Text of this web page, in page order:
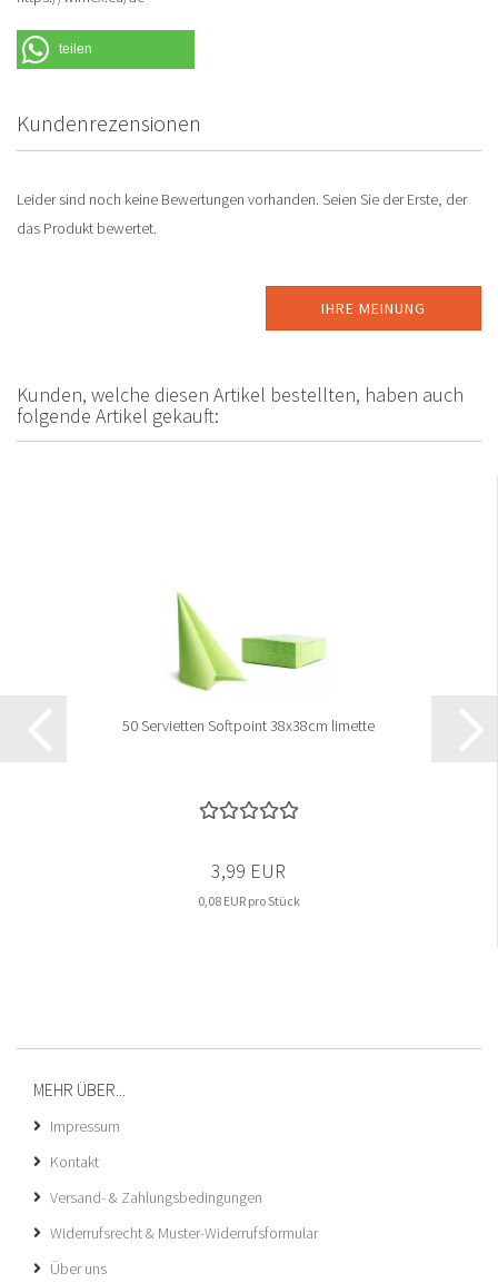
teilen
Kundenrezensionen
Leider sind noch keine Bewertungen vorhanden. Seien Sie der Erste, der
das Produkt bewertet.
IHRE MEINUNG
Kunden, welche diesen Artikel bestellten, haben auch
folgende Artikel gekauft:
50 Servietten Softpoint 38x38cm limette
3,99 EUR
0,08 EUR pro Stück
MEHR ÜBER...
Impressum
Kontakt
Versand- & Zahlungsbedingungen
Widerrufsrecht & Muster-Widerrufsformular
Über uns